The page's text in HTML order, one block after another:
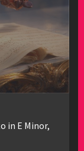
in E Minor,